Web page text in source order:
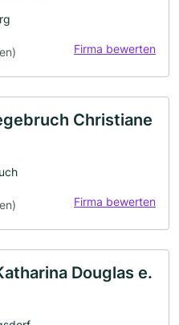
Firma bewerten
Christiane
Firma bewerten
Douglas e.